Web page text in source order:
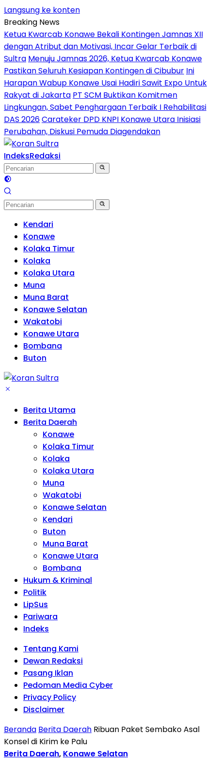
Langsung ke konten
Breaking News
Ketua Kwarcab Konawe Bekali Kontingen Jamnas XII
dengan Atribut dan Motivasi, Incar Gelar Terbaik di
Sultra Menuju Jamnas 2026, Ketua Kwarcab Konawe
Pastikan Seluruh Kesiapan Kontingen di Cibubur Ini
Harapan Wabup Konawe Usai Hadiri Sawit Expo Untuk
Rakyat di Jakarta PT SCM Buktikan Komitmen
Lingkungan, Sabet Penghargaan Terbaik I Rehabilitasi
DAS 2026Carateker DPD KNPI Konawe Utara Inisiasi
Perubahan, Diskusi Pemuda Diagendakan
IndeksRedaksi
Kendari
Konawe
Kolaka Timur
Kolaka
Kolaka Utara
Muna
Muna Barat
Konawe Selatan
Wakatobi
Konawe Utara
Bombana
Buton
Berita Utama
Berita Daerah
Konawe
Kolaka Timur
Kolaka
Kolaka Utara
Muna
Wakatobi
Konawe Selatan
Kendari
Buton
Muna Barat
Konawe Utara
Bombana
Hukum & Kriminal
Politik
LipSus
Pariwara
Indeks
Tentang Kami
Dewan Redaksi
Pasang Iklan
Pedoman Media Cyber
Privacy Policy
Disclaimer
Beranda Berita Daerah Ribuan Paket Sembako Asal
Konsel di Kirim ke Palu
Berita Daerah, Konawe Selatan